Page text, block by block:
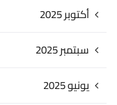
أكتوبر 2025
سبتمبر 2025
يونيو 2025